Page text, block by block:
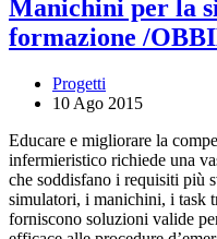
Manichini per la
formazione /
Progetti
10 Ago 2015
Educare e migliorare la
infermieristico richiede una
che soddisfano i requisiti più
simulatori, i manichini, i task
forniscono soluzioni valide